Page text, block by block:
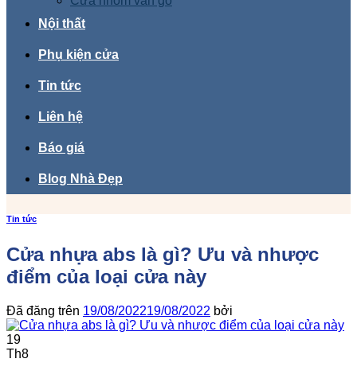
Nội thất
Phụ kiện cửa
Tin tức
Liên hệ
Báo giá
Blog Nhà Đẹp
Tin tức
Cửa nhựa abs là gì? Ưu và nhược
điểm của loại cửa này
Đã đăng trên 19/08/202219/08/2022 bởi
19
Th8